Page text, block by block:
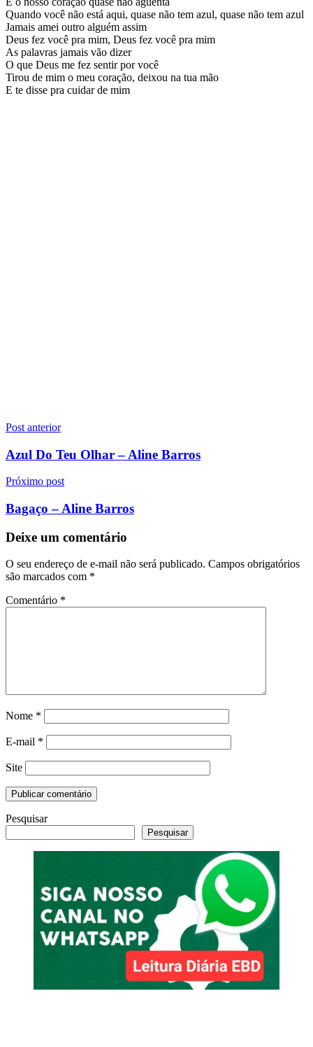
Quando você não está aqui, quase não tem azul, quase não tem azul
Jamais amei outro alguém assim
Deus fez você pra mim, Deus fez você pra mim
As palavras jamais vão dizer
O que Deus me fez sentir por você
Tirou de mim o meu coração, deixou na tua mão
E te disse pra cuidar de mim
Navegação
de
Post anterior
Azul Do Teu Olhar – Aline Barros
Próximo post
Bagaço – Aline Barros
Deixe um comentário
O seu endereço de e-mail não será publicado. Campos obrigatórios
são marcados com *
Comentário *
Nome *
E-mail *
Site
Pesquisar
Pesquisar